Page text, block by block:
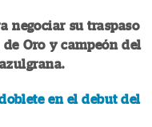
negociar su traspaso
Oro y campeón del
en el debut del